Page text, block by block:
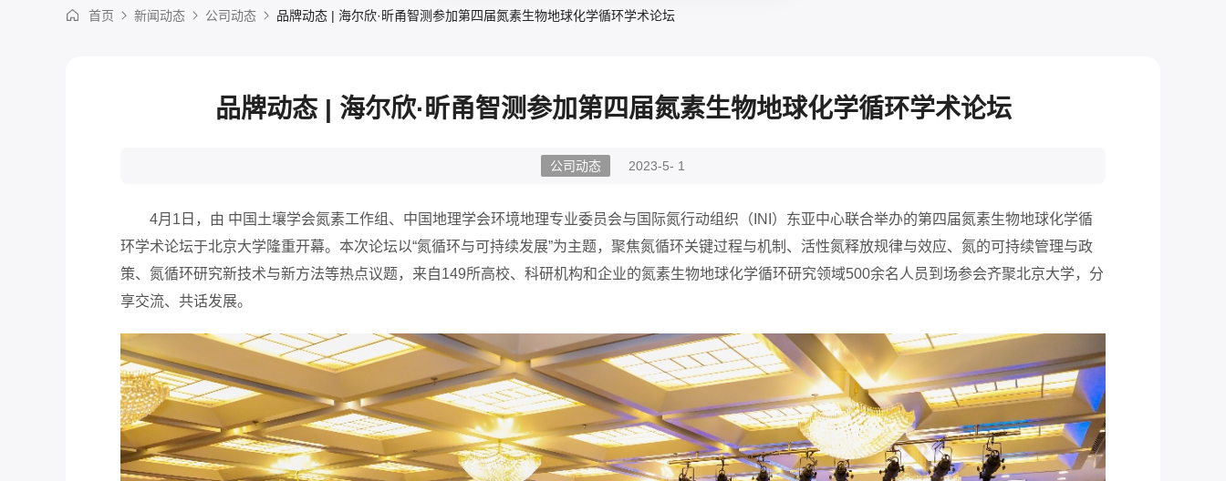
首页 新闻动态 公司动态 品牌动态 | 海尔欣·昕甬智测参加第四届氮素生物地球化学循环学术论坛
品牌动态 | 海尔欣·昕甬智测参加第四届氮素生物地球化学循环学术论坛
公司动态 2023-5- 1
4月1日，由 中国土壤学会氮素工作组、中国地理学会环境地理专业委员会与国际氮行动组织（INI）东亚中心联合举办的第四届氮素生物地球化学循
环学术论坛于北京大学隆重开幕。本次论坛以“氮循环与可持续发展”为主题，聚焦氮循环关键过程与机制、活性氮释放规律与效应、氮的可持续管理与政
策、氮循环研究新技术与新方法等热点议题，来自149所高校、科研机构和企业的氮素生物地球化学循环研究领域500余名人员到场参会齐聚北京大学，分
享交流、共话发展。